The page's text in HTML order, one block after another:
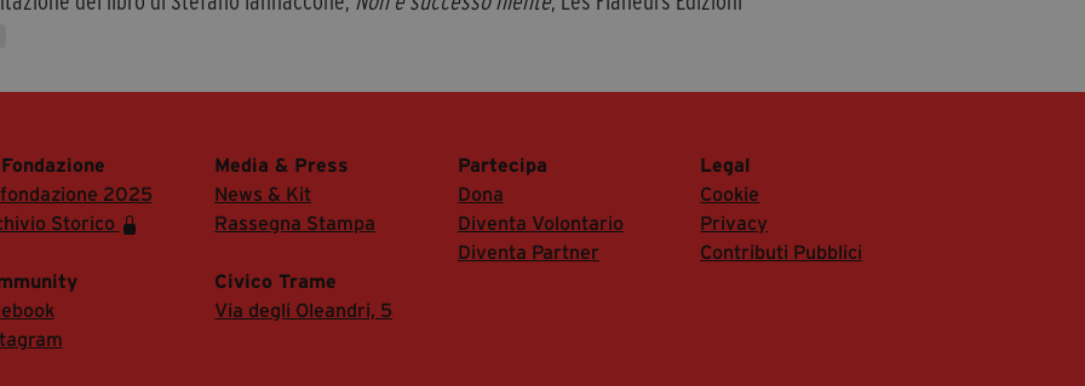
2025
Storico
Media & Press
News & Kit
Rassegna Stampa
Partecipa
Dona
Diventa Volontario
Diventa Partner
Legal
Cookie
Privacy
Contributi Pubblici
Civico Trame
Via degli Oleandri, 5